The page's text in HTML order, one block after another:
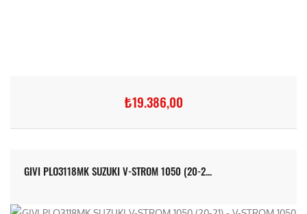
₺19.386,00
GIVI PLO3118MK SUZUKI V-STROM 1050 (20-2...